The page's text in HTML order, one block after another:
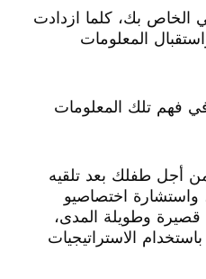
الخاص بك، كلما ازدادت
المعلومات
في فهم تلك المعلومات
أجل طفلك بعد تلقيه
واستشارة اختصاصيو
قصيرة وطويلة المدى،
الاستراتيجيات